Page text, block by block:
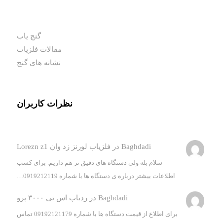
گنج یاب
مقالات فلزیاب
نشانه های گنج
نظرات کاربران
Baghdadi در فلزیاب لورنز زد وان Lorezn z1
سلام بله ولی دستگاه های دقیق تر هم داریم. برای کسب
اطلاعات بیشتر درباره ی دستگاه ها با شماره 0919212119…
Baghdadi درردیاب اس تی ۳۰۰۰ پرو
برای اطلاع از قیمت دستگاه ها با شماره 09192121179 تماس